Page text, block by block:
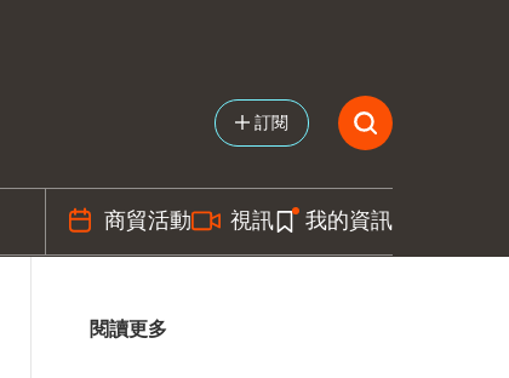
訂閱
商貿活動 視訊 我的資訊
閱讀更多